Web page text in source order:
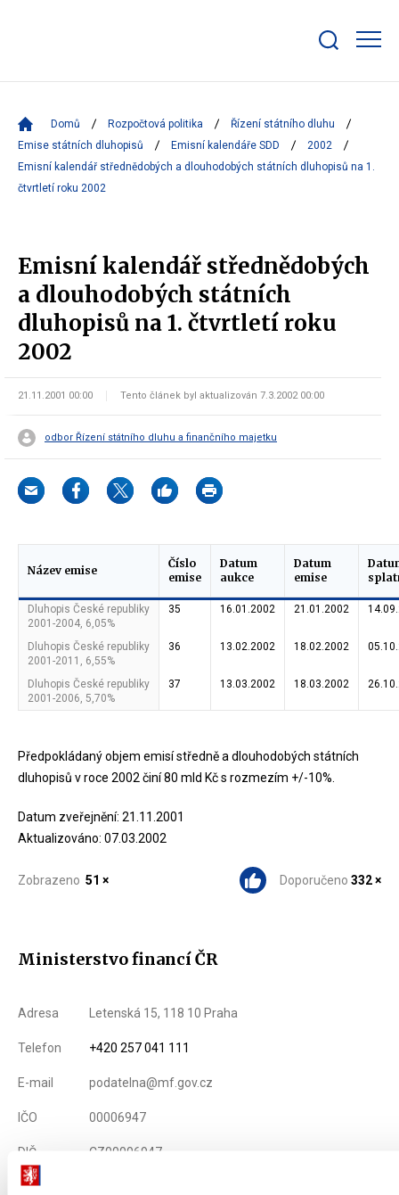
bar
Domů Rozpočtová politika
Řízení státního dluhu
Emise státních dluhopisů
Emisní kalendáře SDD
2002
Emisní kalendář střednědobých a dlouhodobých státních dluhopisů na 1.
čtvrtletí roku 2002
Emisní kalendář střednědobých
a dlouhodobých státních
dluhopisů na 1. čtvrtletí roku
2002
21.11.2001 00:00 Tento článek byl aktualizován 7.3.2002 00:00
odbor Řízení státního dluhu a finančního majetku
Název emise
Číslo
emise
Datum
aukce
Datum
emise
Dluhopis České republiky
2001-2004, 6,05%
35 16.01.2002 21.01.2002
Dluhopis České republiky
2001-2011, 6,55%
36 13.02.2002 18.02.2002
Dluhopis České republiky
2001-2006, 5,70%
37 13.03.2002 18.03.2002
Předpokládaný objem emisí středně a dlouhodobých státních
dluhopisů v roce 2002 činí 80 mld Kč s rozmezím +/-10%.
Datum zveřejnění: 21.11.2001
Aktualizováno: 07.03.2002
Zobrazeno 51 × Doporučeno 332 ×
Ministerstvo financí ČR
Adresa Letenská 15, 118 10 Praha
Telefon +420 257 041 111
E-mail podatelna@mf.gov.cz
IČO 00006947
DIČ CZ00006947
ID Datové